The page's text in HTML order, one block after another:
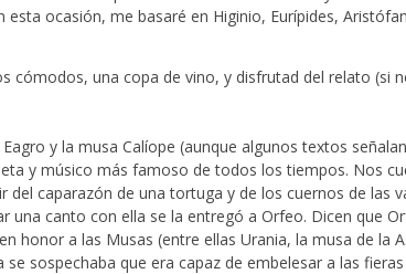
esta ocasión, me basaré en Higinio, Eurípides,
cómodos, una copa de vino, y disfrutad del relato (si
y la musa Calíope (aunque algunos textos
y músico más famoso de todos los tiempos. Nos
del caparazón de una tortuga y de los cuernos de las
una canto con ella se la entregó a Orfeo. Dicen que
honor a las Musas (entre ellas Urania, la musa de la
sospechaba que era capaz de embelesar a las